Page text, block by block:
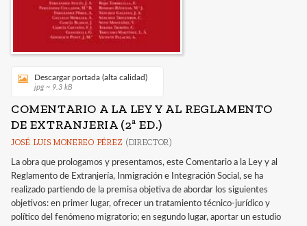
Descargar portada (alta calidad)
jpg ~ 9.3 kB
COMENTARIO A LA LEY Y AL REGLAMENTO
DE EXTRANJERIA (2ª ED.)
JOSÉ LUIS MONEREO PÉREZ (DIRECTOR)
La obra que prologamos y presentamos, este Comentario a la Ley y al
Reglamento de Extranjería, Inmigración e Integración Social, se ha
realizado partiendo de la premisa objetiva de abordar los siguientes
objetivos: en primer lugar, ofrecer un tratamiento técnico-jurídico y
político del fenómeno migratorio; en segundo lugar, aportar un estudio